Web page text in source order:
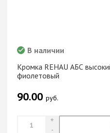
Кромка REHAU АБС
фиолетовый
В наличии
90.00 руб.